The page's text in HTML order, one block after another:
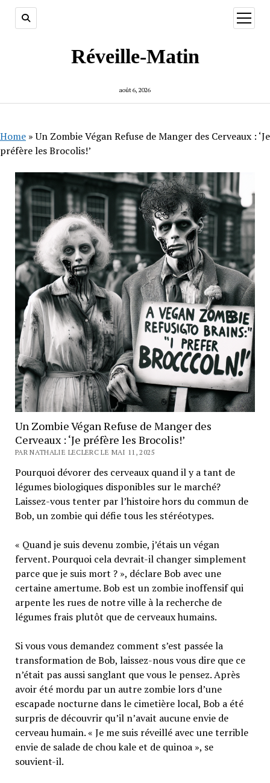
Réveille-Matin
août 6, 2026
ouvrir
menu
Home »Un Zombie Végan Refuse de Manger des Cerveaux : ‘Je
préfère les Brocolis!’
Un Zombie Végan Refuse de Manger des
Cerveaux : ‘Je préfère les Brocolis!’
PAR NATHALIE LECLERC LE MAI 11, 2025
Pourquoi dévorer des cerveaux quand il y a tant de
légumes biologiques disponibles sur le marché?
Laissez-vous tenter par l’histoire hors du commun de
Bob, un zombie qui défie tous les stéréotypes.
« Quand je suis devenu zombie, j’étais un végan
fervent. Pourquoi cela devrait-il changer simplement
parce que je suis mort ? », déclare Bob avec une
certaine amertume. Bob est un zombie inoffensif qui
arpente les rues de notre ville à la recherche de
légumes frais plutôt que de cerveaux humains.
Si vous vous demandez comment s’est passée la
transformation de Bob, laissez-nous vous dire que ce
n’était pas aussi sanglant que vous le pensez. Après
avoir été mordu par un autre zombie lors d’une
escapade nocturne dans le cimetière local, Bob a été
surpris de découvrir qu’il n’avait aucune envie de
cerveau humain. « Je me suis réveillé avec une terrible
envie de salade de chou kale et de quinoa », se
souvient-il.